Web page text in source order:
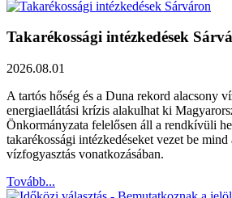
Takarékossági intézkedések
2026.08.01
A tartós hőség és a Duna rekord alacsony
energiaellátási krízis alakulhat ki
Önkormányzata felelősen áll a rendkívüli
takarékossági intézkedéseket vezet be mind
vízfogyasztás vonatkozásában.
Tovább...